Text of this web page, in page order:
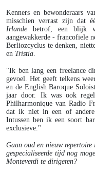
Kenners en bewonderaars
misschien verrast zijn dat
Irlande betrof, een blijk
aangewakkerde - francofiele
Berliozcyclus te denken,
en Tristia.
"Ik ben lang een freelance
gevoel. Het geeft telkens
en de English Baroque
jaar door. Ik was ook
Philharmonique van Radio
dat ik niet in een of
Intussen ben ik een soort
exclusieve."
Gaan oud en nieuw
gespecialiseerde tijd nog
Monteverdi te dirigeren?